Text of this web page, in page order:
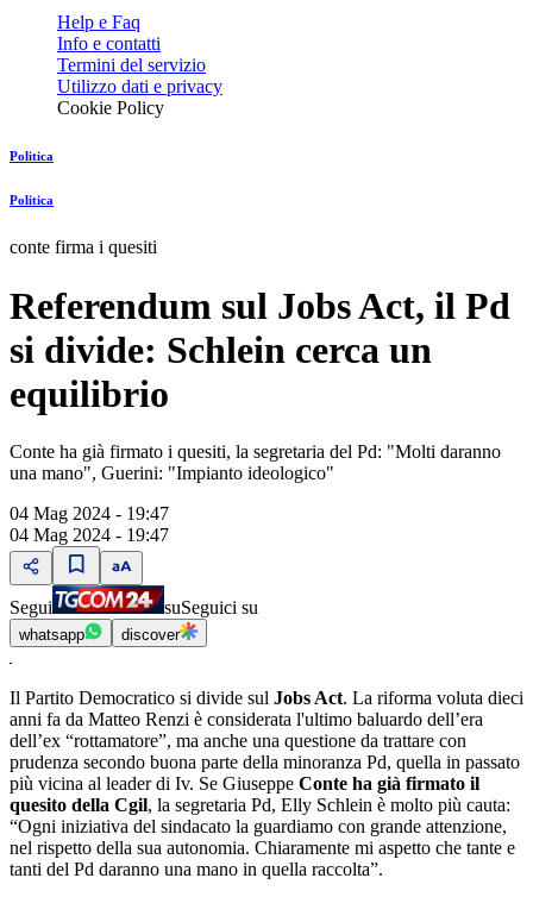
Help e Faq
Info e contatti
Termini del servizio
Utilizzo dati e privacy
Cookie Policy
Politica
Politica
conte firma i quesiti
Referendum sul Jobs Act, il Pd
si divide: Schlein cerca un
equilibrio
Conte ha già firmato i quesiti, la segretaria del Pd: "Molti daranno
una mano", Guerini: "Impianto ideologico"
04 Mag 2024 - 19:47
04 Mag 2024 - 19:47
Segui suSeguici su
whatsapp discover
Il Partito Democratico si divide sul Jobs Act. La riforma voluta dieci
anni fa da Matteo Renzi è considerata l'ultimo baluardo dell’era
dell’ex “rottamatore”, ma anche una questione da trattare con
prudenza secondo buona parte della minoranza Pd, quella in passato
più vicina al leader di Iv. Se Giuseppe Conte ha già firmato il
quesito della Cgil, la segretaria Pd, Elly Schlein è molto più cauta:
“Ogni iniziativa del sindacato la guardiamo con grande attenzione,
nel rispetto della sua autonomia. Chiaramente mi aspetto che tante e
tanti del Pd daranno una mano in quella raccolta”.